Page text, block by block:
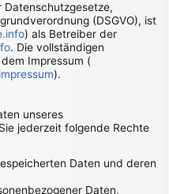
Datenschutzgesetze,
(DSGVO), ist
) als Betreiber der
. Die vollständigen
Impressum (
).
unseres
jederzeit folgende Rechte
Daten und deren
Daten,